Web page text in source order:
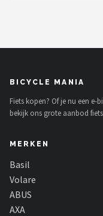
Voltano
Shimano
Cortina
Alle merken →
BICYCLE MANIA
Fiets kopen? Of je nu een
bekijk ons grote aanbod
MERKEN
Basil
Volare
ABUS
AXA